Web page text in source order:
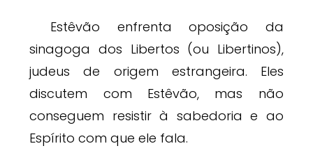
Estêvão enfrenta oposição da
sinagoga dos Libertos (ou Libertinos),
judeus de origem estrangeira. Eles
discutem com Estêvão, mas não
conseguem resistir à sabedoria e ao
Espírito com que ele fala.